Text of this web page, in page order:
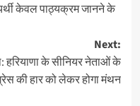
केवल पाठ्यक्रम जानने के
Next:
हरियाणा के सीनियर नेताओं के
की हार को लेकर होगा मंथन